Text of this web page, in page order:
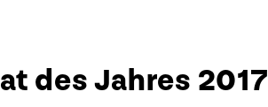
des Jahres 2017